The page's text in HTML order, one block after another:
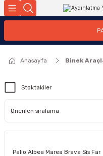
Anasayfa Binek
Stoktakiler
Palio Albea Marea Brava Sis Far